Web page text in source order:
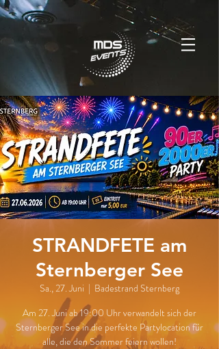
STRANDFETE am
Sternberger See
Sa., 27. Juni
  |
Badestrand Sternberg
Am 27. Juni ab 19:00 Uhr verwandelt sich der
Sternberger See in die perfekte Partylocation für
alle, die den Sommer feiern wollen!